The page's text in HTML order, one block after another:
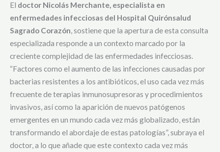
El doctor Nicolás Merchante, especialista en
enfermedades infecciosas del Hospital Quirónsalud
Sagrado Corazón, sostiene que la apertura de esta consulta
especializada responde a un contexto marcado por la
creciente complejidad de las enfermedades infecciosas.
“Factores como el aumento de las infecciones causadas por
bacterias resistentes a los antibióticos, el uso cada vez más
frecuente de terapias inmunosupresoras y procedimientos
invasivos, así como la aparición de nuevos patógenos
emergentes en un mundo cada vez más globalizado, están
transformando el abordaje de estas patologías”, subraya el
doctor, a lo que añade que este contexto cada vez más